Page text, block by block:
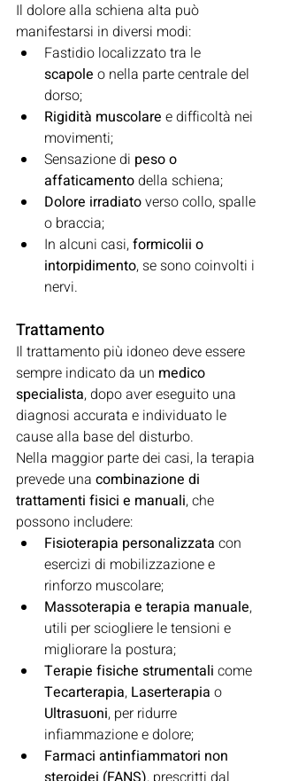
Il dolore alla schiena alta può
manifestarsi in diversi modi:
Fastidio localizzato tra le
scapole o nella parte centrale del
dorso;
Rigidità muscolare e difficoltà nei
movimenti;
Sensazione di peso o
affaticamento della schiena;
Dolore irradiato verso collo, spalle
o braccia;
In alcuni casi, formicolii o
intorpidimento, se sono coinvolti i
nervi.
Trattamento
Il trattamento più idoneo deve essere
sempre indicato da un medico
specialista, dopo aver eseguito una
diagnosi accurata e individuato le
cause alla base del disturbo.
Nella maggior parte dei casi, la terapia
prevede una combinazione di
trattamenti fisici e manuali, che
possono includere:
Fisioterapia personalizzata con
esercizi di mobilizzazione e
rinforzo muscolare;
Massoterapia e terapia manuale,
utili per sciogliere le tensioni e
migliorare la postura;
Terapie fisiche strumentali come
Tecarterapia, Laserterapia o
Ultrasuoni, per ridurre
infiammazione e dolore;
Farmaci antinfiammatori non